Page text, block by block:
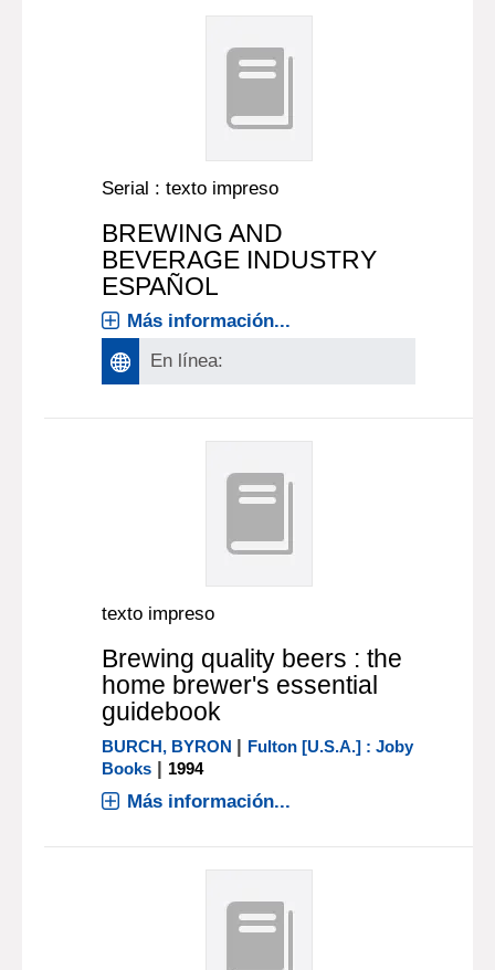
Serial : texto impreso
BREWING AND
BEVERAGE INDUSTRY
ESPAÑOL
Más información...
En línea:
texto impreso
Brewing quality beers : the
home brewer's essential
guidebook
BURCH, BYRON | Fulton [U.S.A.] : Joby
Books | 1994
Más información...